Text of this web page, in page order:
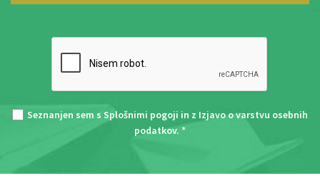
Seznanjen sem s Splošnimi pogoji in z Izjavo o varstvu osebnih
podatkov. *